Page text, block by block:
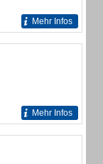
Mehr Infos
Mehr Infos